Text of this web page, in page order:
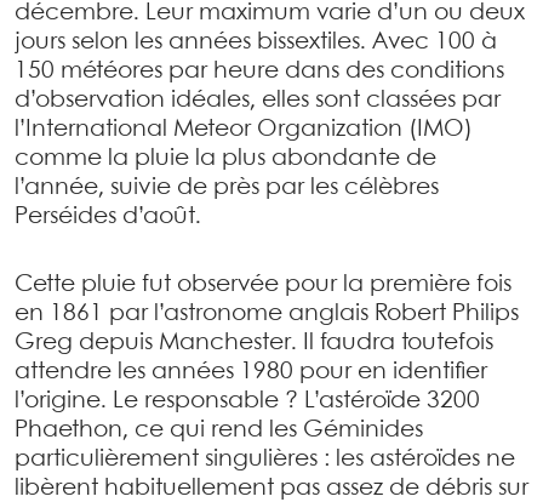
décembre. Leur maximum varie d’un ou deux
jours selon les années bissextiles. Avec 100 à
150 météores par heure dans des conditions
d’observation idéales, elles sont classées par
l’International Meteor Organization (IMO)
comme la pluie la plus abondante de
l’année, suivie de près par les célèbres
Perséides d’août.
Cette pluie fut observée pour la première fois
en 1861 par l’astronome anglais Robert Philips
Greg depuis Manchester. Il faudra toutefois
attendre les années 1980 pour en identifier
l’origine. Le responsable ? L’astéroïde 3200
Phaethon, ce qui rend les Géminides
particulièrement singulières : les astéroïdes ne
libèrent habituellement pas assez de débris sur